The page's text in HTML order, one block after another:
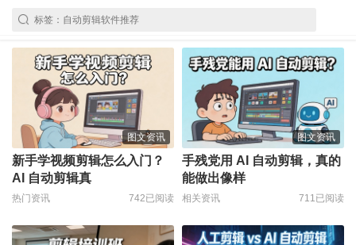
图文资讯
新手学视频剪辑怎么入门？
AI 自动剪辑真
热门资讯 742已阅读
图文资讯
手残党用 AI 自动剪辑，真的
能做出像样
相关资讯 711已阅读